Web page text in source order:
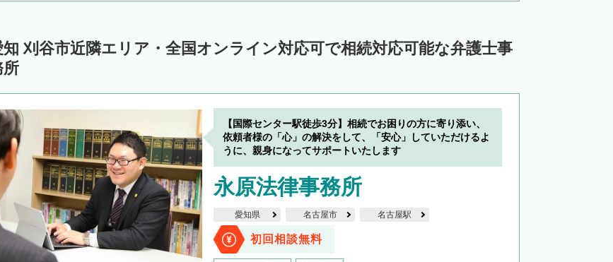
知 刈谷市近隣エリア・全国オンライン対応可で相続対応可能な弁護士事
所
【国際センター駅徒歩3分】相続でお困りの方に寄り添い、
依頼者様の「心」の解決をして、「安心」していただけるよ
うに、親身になってサポートいたします
永原法律事務所
愛知県 名古屋市 名古屋駅
初回相談無料